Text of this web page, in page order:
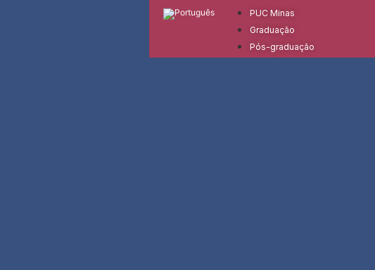
PUC Minas
Graduação
Pós-graduação